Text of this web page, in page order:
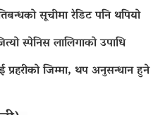
सूचीमा रेडिट पनि थपियो
स्पेनिस लालिगाको उपाधि
जिम्मा, थप अनुसन्धान हुने